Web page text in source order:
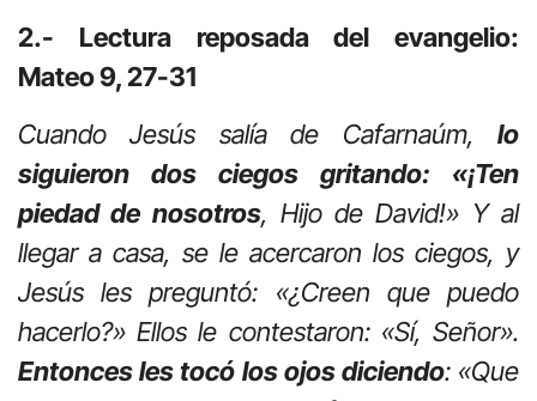
2.- Lectura reposada del evangelio:
Mateo 9, 27-31
Cuando Jesús salía de Cafarnaúm, lo
siguieron dos ciegos gritando: «¡Ten
piedad de nosotros, Hijo de David!» Y al
llegar a casa, se le acercaron los ciegos, y
Jesús les preguntó: «¿Creen que puedo
hacerlo?» Ellos le contestaron: «Sí, Señor».
Entonces les tocó los ojos diciendo: «Que